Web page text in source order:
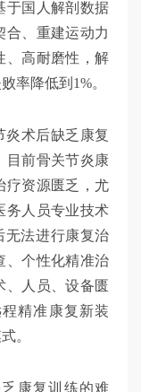
于国人解剖数据
合、重建运动力
、高耐磨性，解
率降低到1%。
炎术后缺乏康复
目前骨关节炎康
疗资源匮乏，尤
务人员专业技术
无法进行康复治
、个性化精准治
、人员、设备匮
精准康复新装
。
康复训练的难